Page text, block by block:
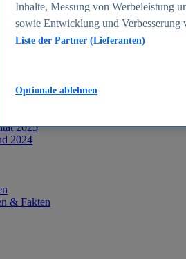
Altersgruppen 2024
/ Bürgergeld in Deutschland 2005-
2025
2024
& Fakten
Inhalte, Messung von Werbeleistung
sowie Entwicklung und Verbesserung
Liste der Partner (Lieferanten)
Optionale ablehnen